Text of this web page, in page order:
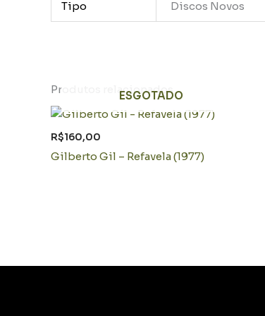
Tipo Discos Novos
Produtos relacionados
ESGOTADO
R$160,00
Gilberto Gil – Refavela (1977)